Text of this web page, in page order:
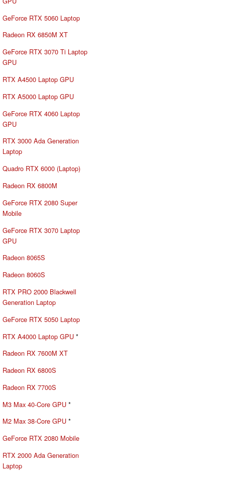
GeForce RTX 5060 Laptop
Radeon RX 6850M XT
GeForce RTX 3070 Ti Laptop
GPU
RTX A4500 Laptop GPU
RTX A5000 Laptop GPU
GeForce RTX 4060 Laptop
GPU
RTX 3000 Ada Generation
Laptop
Quadro RTX 6000 (Laptop)
Radeon RX 6800M
GeForce RTX 2080 Super
Mobile
GeForce RTX 3070 Laptop
GPU
Radeon 8065S
Radeon 8060S
RTX PRO 2000 Blackwell
Generation Laptop
GeForce RTX 5050 Laptop
RTX A4000 Laptop GPU *
Radeon RX 7600M XT
Radeon RX 6800S
Radeon RX 7700S
M3 Max 40-Core GPU *
M2 Max 38-Core GPU *
GeForce RTX 2080 Mobile
RTX 2000 Ada Generation
Laptop